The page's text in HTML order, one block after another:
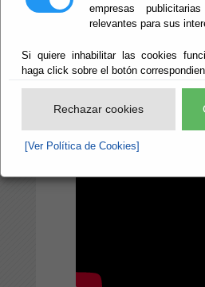
empresas
relevantes para sus
Si quiere inhabilitar las cookies
haga click sobre el botón
Rechazar cookies
[Ver Política de Cookies]
Almeriense